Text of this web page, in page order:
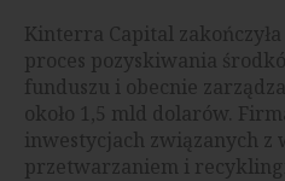
Kinterra Capital
proces pozyskiwania
funduszu i obecnie
około 1,5 mld dolarów.
inwestycjach związanych z
przetwarzaniem i